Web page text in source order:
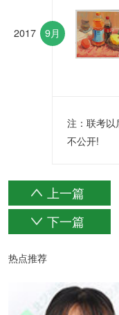
2017 9月
注：联考以
不公开!
上一篇
下一篇
热点推荐